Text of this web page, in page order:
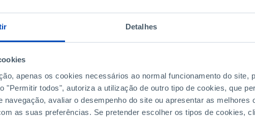
Detalhes
apenas os cookies necessários ao normal funcionamento do site,
"Permitir todos", autoriza a utilização de outro tipo de cookies, que
navegação, avaliar o desempenho do site ou apresentar as melhores
as suas preferências. Se pretender escolher os tipos de cookies,